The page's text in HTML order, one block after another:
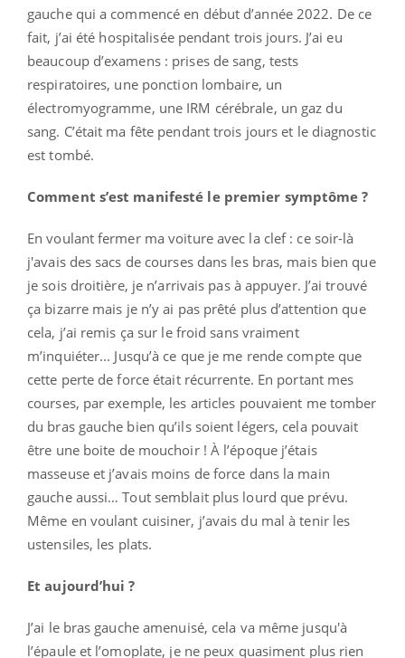
gauche qui a commencé en début d’année 2022. De ce
fait, j’ai été hospitalisée pendant trois jours. J’ai eu
beaucoup d’examens : prises de sang, tests
respiratoires, une ponction lombaire, un
électromyogramme, une IRM cérébrale, un gaz du
sang. C’était ma fête pendant trois jours et le diagnostic
est tombé.
Comment s’est manifesté le premier symptôme ?
En voulant fermer ma voiture avec la clef : ce soir-là
j'avais des sacs de courses dans les bras, mais bien que
je sois droitière, je n’arrivais pas à appuyer. J’ai trouvé
ça bizarre mais je n’y ai pas prêté plus d’attention que
cela, j’ai remis ça sur le froid sans vraiment
m’inquiéter... Jusqu’à ce que je me rende compte que
cette perte de force était récurrente. En portant mes
courses, par exemple, les articles pouvaient me tomber
du bras gauche bien qu’ils soient légers, cela pouvait
être une boite de mouchoir ! À l’époque j’étais
masseuse et j’avais moins de force dans la main
gauche aussi… Tout semblait plus lourd que prévu.
Même en voulant cuisiner, j’avais du mal à tenir les
ustensiles, les plats.
Et aujourd’hui ?
J’ai le bras gauche amenuisé, cela va même jusqu'à
l’épaule et l’omoplate, je ne peux quasiment plus rien